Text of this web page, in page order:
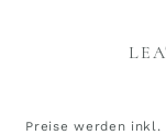
Preise werden